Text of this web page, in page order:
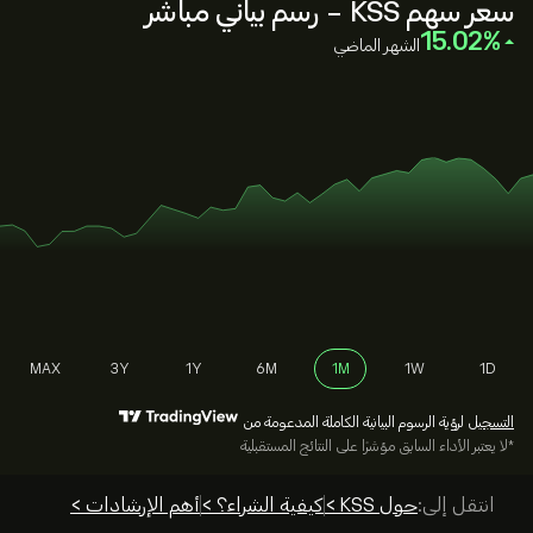
سعر سهم KSS - رسم بياني مباشر
‎15.02‎ الشهر الماضي
1D
1W
1M
6M
1Y
3Y
MAX
التسجيل لرؤية الرسوم البيانية الكاملة المدعومة من
*لا يعتبر الأداء السابق مؤشرًا على النتائج المستقبلية
انتقل إلى:حول KSS > كيفية الشراء؟ >أهم الإرشادات >